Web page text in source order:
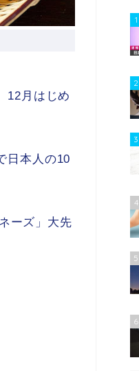
12月はじめ
日本人の10
ーズ」大先
1
2
3
4
5
6